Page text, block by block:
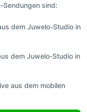
Sendungen sind:
dem Juwelo-Studio in
dem Juwelo-Studio in
aus dem mobilen